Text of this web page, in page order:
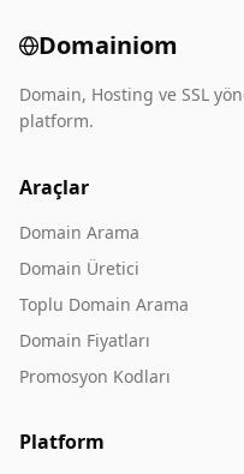
Domainiom
Domain, Hosting ve SSL
platform.
Araçlar
Domain Arama
Domain Üretici
Toplu Domain Arama
Domain Fiyatları
Promosyon Kodları
Platform